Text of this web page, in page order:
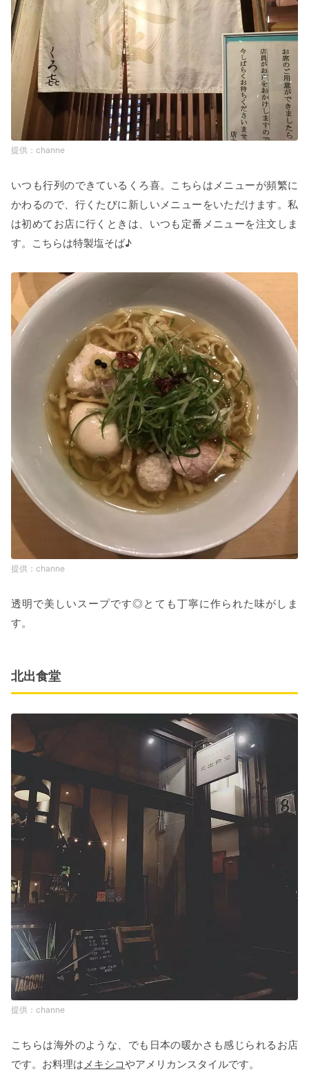
channe
いつも行列のできているくろ喜。こちらはメニューが頻繁に
かわるので、行くたびに新しいメニューをいただけます。私
は初めてお店に行くときは、いつも定番メニューを注文しま
す。こちらは特製塩そば♪
channe
透明で美しいスープです◎とても丁寧に作られた味がしま
す。
北出食堂
channe
こちらは海外のような、でも日本の暖かさも感じられるお店
です。お料理はメキシコやアメリカンスタイルです。